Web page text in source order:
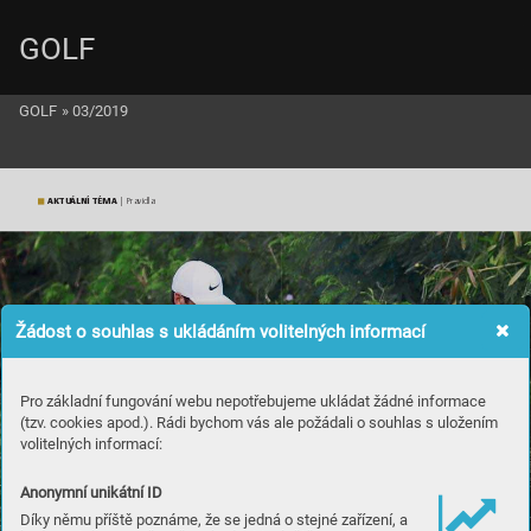
Žádost o souhlas s ukládáním volitelných informací
Pro základní fungování webu nepotřebujeme ukládat žádné informace
(tzv. cookies apod.). Rádi bychom vás ale požádali o souhlas s uložením
volitelných informací:
Anonymní unikátní ID
Díky němu příště poznáme, že se jedná o stejné zařízení, a
AKTUÁLNÍ TÉMA | Pravidla
GOLF
GOLF » 03/2019